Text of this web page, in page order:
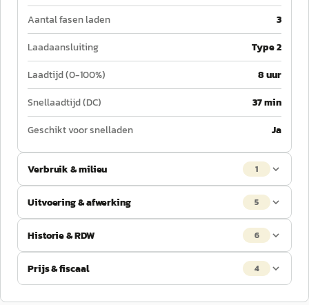
Aantal fasen laden
3
Laadaansluiting
Type 2
Laadtijd (0-100%)
8 uur
Snellaadtijd (DC)
37 min
Geschikt voor snelladen
Ja
Verbruik & milieu 1
Uitvoering & afwerking 5
Historie & RDW 6
Prijs & fiscaal 4